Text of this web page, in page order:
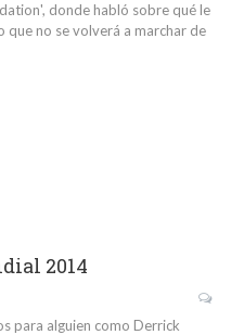
donde habló sobre qué le
que no se volverá a marchar de
2014
para alguien como Derrick